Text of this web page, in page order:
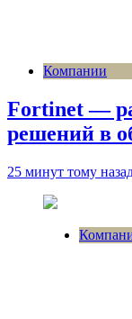
Компании
Fortinet —
решений в
25 минут тому